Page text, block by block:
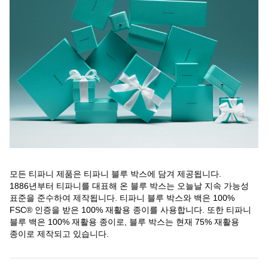
모든 티파니 제품은 티파니 블루 박스에 담겨 제공됩니다.
1886년부터 티파니를 대표해 온 블루 박스는 오늘날 지속 가능성
표준을 준수하여 제작됩니다. 티파니 블루 박스와 백은 100%
FSC® 인증을 받은 100% 재활용 종이를 사용합니다. 또한 티파니
블루 백은 100% 재활용 종이로, 블루 박스는 현재 75% 재활용
종이로 제작되고 있습니다.